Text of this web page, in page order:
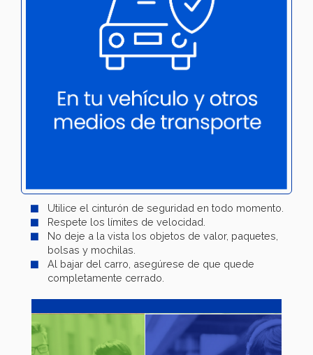
Utilice el cinturón de seguridad en todo momento.
Respete los límites de velocidad.
No deje a la vista los objetos de valor, paquetes,
bolsas y mochilas.
Al bajar del carro, asegúrese de que quede
completamente cerrado.